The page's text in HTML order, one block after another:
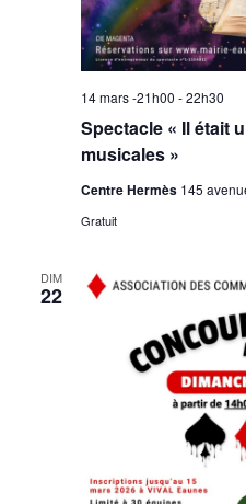
Spectacle « Il était
musicales »
14 mars -21h00 -22h30
Centre Hermès 145
Gratuit
DIM
22